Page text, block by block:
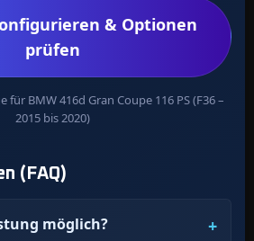
& Optionen
prüfen
BMW 416d Gran Coupe 116 PS (F36 –
2015 bis 2020)
(FAQ)
möglich?